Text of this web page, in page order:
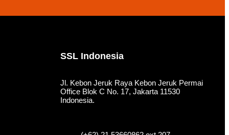
SSL Indonesia
Jl. Kebon Jeruk Raya Kebon Jeruk Permai
Office Blok C No. 17, Jakarta 11530
Indonesia.